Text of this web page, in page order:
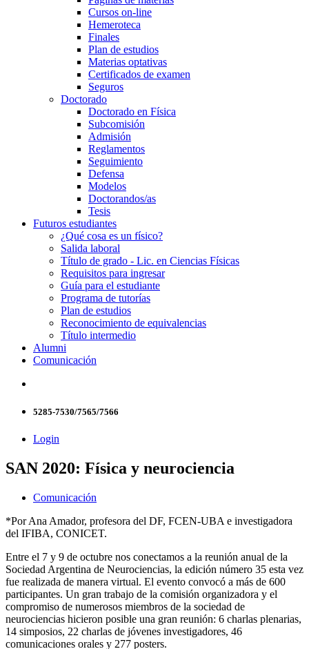
Cursos on-line
Hemeroteca
Finales
Plan de estudios
Materias optativas
Certificados de examen
Seguros
Doctorado
Doctorado en Física
Subcomisión
Admisión
Reglamentos
Seguimiento
Defensa
Modelos
Doctorandos/as
Tesis
Futuros estudiantes
¿Qué cosa es un físico?
Salida laboral
Título de grado - Lic. en Ciencias Físicas
Requisitos para ingresar
Guía para el estudiante
Programa de tutorías
Plan de estudios
Reconocimiento de equivalencias
Título intermedio
Alumni
Comunicación
5285-7530/7565/7566
Login
SAN 2020: Física y neurociencia
Comunicación
*Por Ana Amador, profesora del DF, FCEN-UBA e investigadora
del IFIBA, CONICET.
Entre el 7 y 9 de octubre nos conectamos a la reunión anual de la
Sociedad Argentina de Neurociencias, la edición número 35 esta vez
fue realizada de manera virtual. El evento convocó a más de 600
participantes. Un gran trabajo de la comisión organizadora y el
compromiso de numerosos miembros de la sociedad de
neurociencias hicieron posible una gran reunión: 6 charlas plenarias,
14 simposios, 22 charlas de jóvenes investigadores, 46
comunicaciones orales y 277 posters.